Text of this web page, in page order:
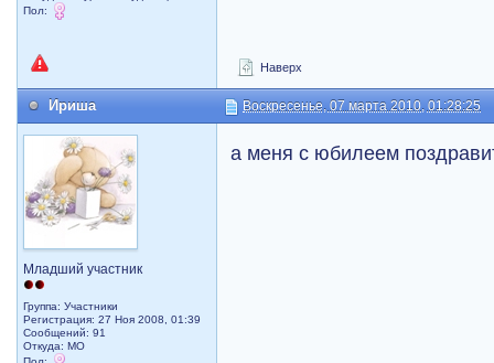
Пол:
Наверх
Ириша Воскресенье, 07 марта 2010, 01:28:25
Младший участник
Группа: Участники
Регистрация: 27 Ноя 2008, 01:39
Сообщений: 91
Откуда: МО
а меня с юбилеем